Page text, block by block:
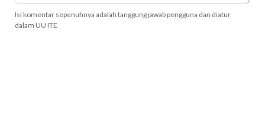
Isi komentar sepenuhnya adalah tanggung jawab pengguna dan diatur
dalam UU ITE